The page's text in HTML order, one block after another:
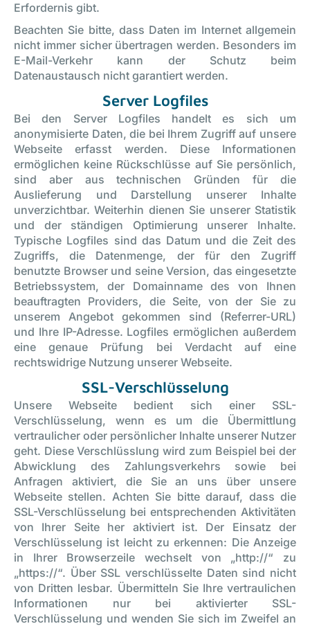
Erfordernis gibt.
Beachten Sie bitte, dass Daten im Internet allgemein
nicht immer sicher übertragen werden. Besonders im
E-Mail-Verkehr kann der Schutz beim
Datenaustausch nicht garantiert werden.
Server Logfiles
Bei den Server Logfiles handelt es sich um
anonymisierte Daten, die bei Ihrem Zugriff auf unsere
Webseite erfasst werden. Diese Informationen
ermöglichen keine Rückschlüsse auf Sie persönlich,
sind aber aus technischen Gründen für die
Auslieferung und Darstellung unserer Inhalte
unverzichtbar. Weiterhin dienen Sie unserer Statistik
und der ständigen Optimierung unserer Inhalte.
Typische Logfiles sind das Datum und die Zeit des
Zugriffs, die Datenmenge, der für den Zugriff
benutzte Browser und seine Version, das eingesetzte
Betriebssystem, der Domainname des von Ihnen
beauftragten Providers, die Seite, von der Sie zu
unserem Angebot gekommen sind (Referrer-URL)
und Ihre IP-Adresse. Logfiles ermöglichen außerdem
eine genaue Prüfung bei Verdacht auf eine
rechtswidrige Nutzung unserer Webseite.
SSL-Verschlüsselung
Unsere Webseite bedient sich einer SSL-
Verschlüsselung, wenn es um die Übermittlung
vertraulicher oder persönlicher Inhalte unserer Nutzer
geht. Diese Verschlüsslung wird zum Beispiel bei der
Abwicklung des Zahlungsverkehrs sowie bei
Anfragen aktiviert, die Sie an uns über unsere
Webseite stellen. Achten Sie bitte darauf, dass die
SSL-Verschlüsselung bei entsprechenden Aktivitäten
von Ihrer Seite her aktiviert ist. Der Einsatz der
Verschlüsselung ist leicht zu erkennen: Die Anzeige
in Ihrer Browserzeile wechselt von „http://“ zu
„https://“. Über SSL verschlüsselte Daten sind nicht
von Dritten lesbar. Übermitteln Sie Ihre vertraulichen
Informationen nur bei aktivierter SSL-
Verschlüsselung und wenden Sie sich im Zweifel an